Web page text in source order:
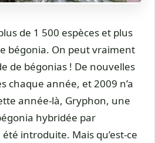
de 1 500 espèces et plus
bégonia. On peut vraiment
de bégonias ! De nouvelles
chaque année, et 2009 n’a
année-là, Gryphon, une
hybridée par
introduite. Mais qu’est-ce